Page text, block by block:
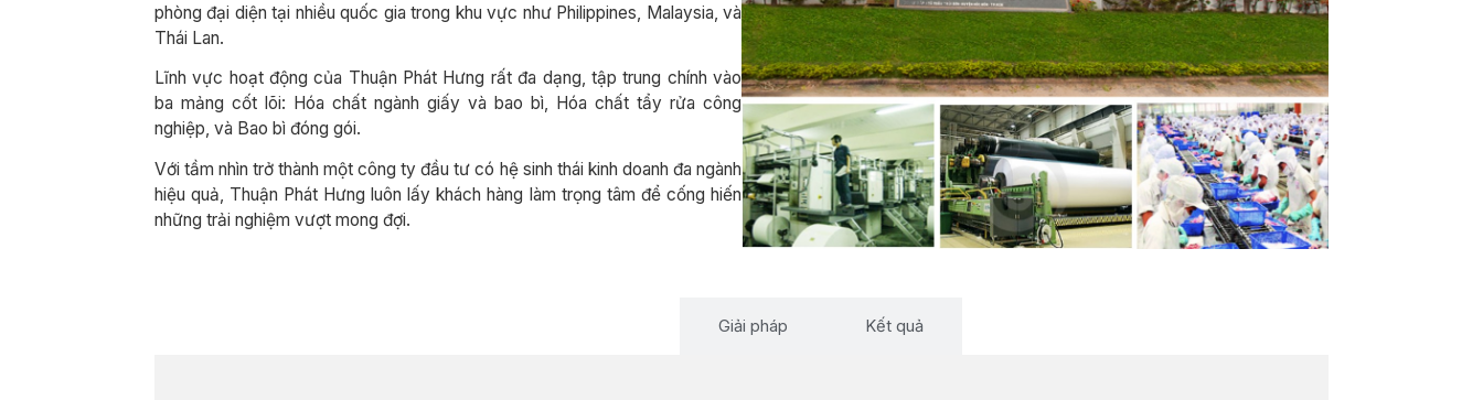
phòng đại diện tại nhiều quốc gia trong khu vực như Philippines, Malaysia, và
Thái Lan.
Lĩnh vực hoạt động của Thuận Phát Hưng rất đa dạng, tập trung chính vào
ba mảng cốt lõi: Hóa chất ngành giấy và bao bì, Hóa chất tẩy rửa công
nghiệp, và Bao bì đóng gói.
Với tầm nhìn trở thành một công ty đầu tư có hệ sinh thái kinh doanh đa ngành
hiệu quả, Thuận Phát Hưng luôn lấy khách hàng làm trọng tâm để cống hiến
những trải nghiệm vượt mong đợi.
Giải pháp Kết quả